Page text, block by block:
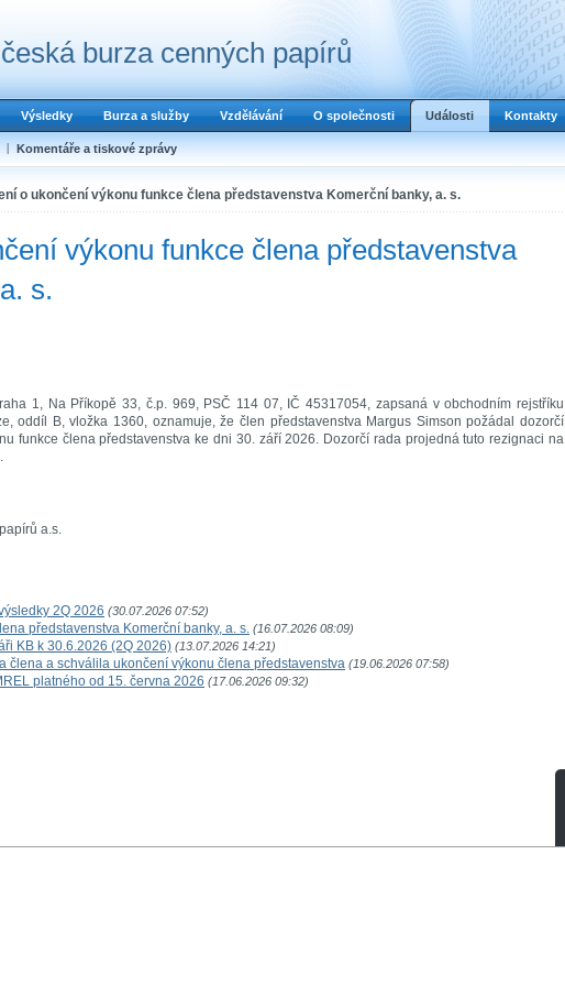
česká burza cenných papírů
Výsledky Burza a služby Vzdělávání O společnosti Události Kontakty
Komentáře a tiskové zprávy
o ukončení výkonu funkce člena představenstva Komerční banky, a. s.
výkonu funkce člena představenstva
s.
1, Na Příkopě 33, č.p. 969, PSČ 114 07, IČ 45317054, zapsaná v obchodním rejstříku
oddíl B, vložka 1360, oznamuje, že člen představenstva Margus Simson požádal dozorčí
funkce člena představenstva ke dni 30. září 2026. Dozorčí rada projedná tuto rezignaci na
a.s.
2Q 2026 (30.07.2026 07:52)
představenstva Komerční banky, a. s. (16.07.2026 08:09)
KB k 30.6.2026 (2Q 2026) (13.07.2026 14:21)
člena a schválila ukončení výkonu člena představenstva (19.06.2026 07:58)
platného od 15. června 2026 (17.06.2026 09:32)